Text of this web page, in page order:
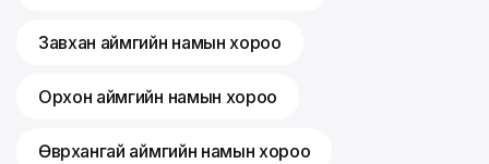
Завхан аймгийн намын хороо
Орхон аймгийн намын хороо
Өвөрхангай аймгийн намын хороо